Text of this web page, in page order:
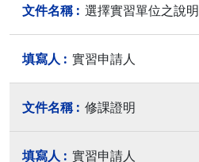
選擇實習單位之說明
實習申請人
修課證明
實習申請人